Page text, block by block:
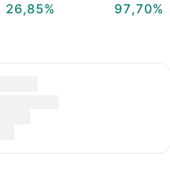
26,85%
97,70%